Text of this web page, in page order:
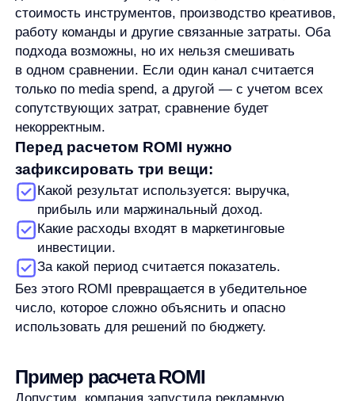
Подставим данные в формулу:
ROMI = ((600 000 − 200 000) / 200 000) x 100%
Сначала считаем разницу между
результатом и расходами:
600 000 − 200 000 = 400 000
Затем делим эту разницу на маркетинговые
расходы:
400 000 / 200 000 = 2
Переводим в проценты:
2 x 100% = 200%
В этом упрощенном примере ROMI равен 200%.
Это значит, что измеренный результат оказался
выше маркетинговых расходов на 200% от суммы
этих расходов.
Такой вывод работает только при заданных
условиях. Если 600 000 ₽ — это выручка,
вычитаться себестоимость товара, логистика,
скидки, комиссии и другие расходы. Поэтому